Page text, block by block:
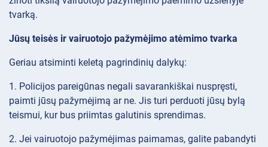
tvarką.
Jūsų teisės ir vairuotojo pažymėjimo atėmimo tvarka
Geriau atsiminti keletą pagrindinių dalykų:
1. Policijos pareigūnas negali savarankiškai nuspręsti,
paimti jūsų pažymėjimą ar ne. Jis turi perduoti jūsų bylą
teismui, kur bus priimtas galutinis sprendimas.
2. Jei vairuotojo pažymėjimas paimamas, galite pabandyti